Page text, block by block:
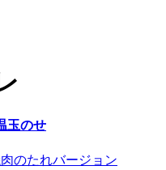
玉のせ
のたれバージョン